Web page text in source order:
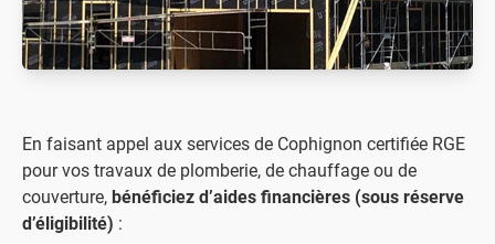
En faisant appel aux services de Cophignon certifiée RGE
pour vos travaux de plomberie, de chauffage ou de
couverture, bénéficiez d’aides financières (sous réserve
d’éligibilité) :